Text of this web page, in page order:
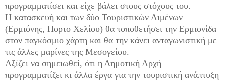
προγραμματίσει και είχε βάλει στους στόχους του.
Η κατασκευή και των δύο Τουριστικών Λιμένων
(Ερμιόνης, Πορτο Χελίου) θα τοποθετήσει την Ερμιονίδα
στον παγκόσμιο χάρτη και θα την κάνει ανταγωνιστική με
τις άλλες μαρίνες της Μεσογείου.
Αξίζει να σημειωθεί, ότι η Δημοτική Αρχή
προγραμματίζει κι άλλα έργα για την τουριστική ανάπτυξη